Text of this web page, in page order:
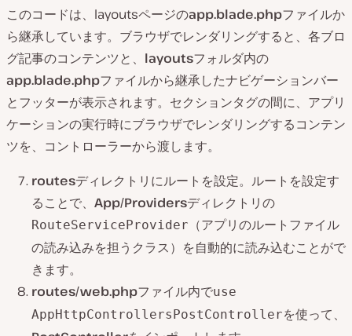
このコードは、layoutsページのapp.blade.phpファイルか
ら継承しています。ブラウザでレンダリングすると、各ブロ
グ記事のコンテンツと、 layoutsフォルダ内の
app.blade.phpファイルから継承したナビゲーションバー
とフッターが表示されます。セクションタグの間に、アプリ
ケーションの実行時にブラウザでレンダリングするコンテン
ツを、コントローラーから渡します。
routesディレクトリにルートを設定。ルートを設定す
ることで、 App/Providersディレクトリの
RouteServiceProvider （アプリのルートファイル
の読み込みを担うクラス）を自動的に読み込むことがで
きます。
routes/web.phpファイル内でuse
AppHttpControllersPostControllerを使って、